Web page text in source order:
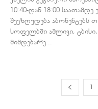
10:40-დან 18:00
შეეზღუდება აბონენტებს
სოფელბში ამლივი, ტბისი,
მიმდებარე...
1